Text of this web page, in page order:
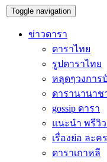
Toggle navigation
ข่าวดารา
ดาราไทย
รูปดาราไทย
หลุดๆวงการ
ดารานานาช
gossip ดารา
แนะนำ พรีวิ
เรื่องย่อ ละค
ดาราเกาหลี